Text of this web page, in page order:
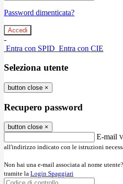
Password dimenticata?
-
Entra con SPID Entra con CIE
Seleziona utente
button close ×
Recupero password
button close ×
E-mail
all'indirizzo indicato con le istruzioni
Non hai una e-mail associata al nome
tramite la Login Spaggiari